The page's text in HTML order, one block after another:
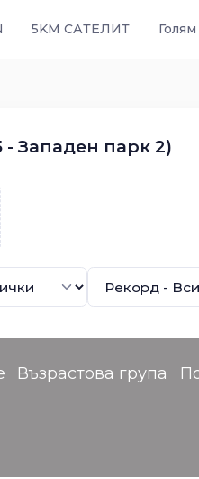
5KM САТЕЛИТ
- Западен парк 2)
Възрастова група